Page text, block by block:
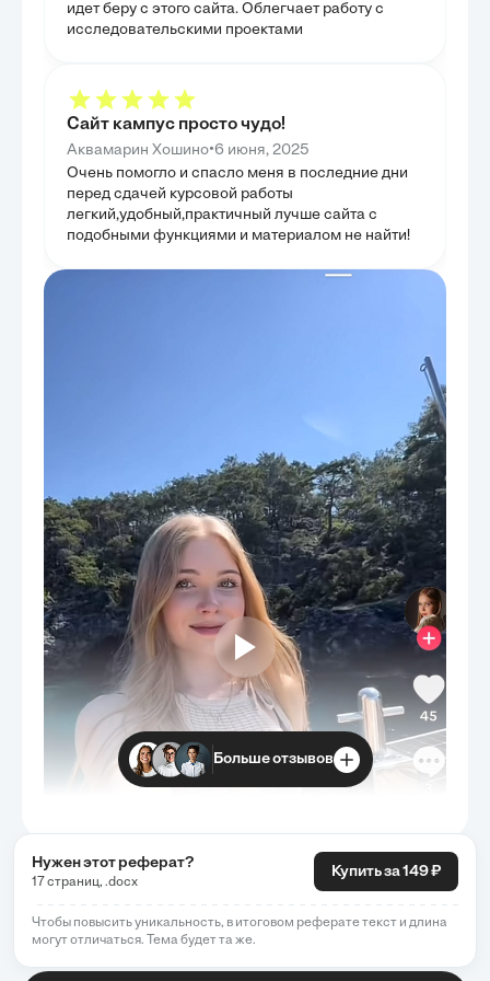
проблемы в условиях глобализации и
подытожила практическое применение и адаптацию
идет беру с этого сайта. Облегчает работу с
исследовательскими проектами
Сайт кампус просто чудо!
Аквамарин Хошино•6 июня, 2025
Очень помогло и спасло меня в последние дни
перед сдачей курсовой работы
легкий,удобный,практичный лучше сайта с
подобными функциями и материалом не найти!
Больше отзывов
Нужен этот реферат?
17 страниц, .docx
Купить за 149 ₽
Чтобы повысить уникальность, в итоговом реферате текст и длина
могут отличаться. Тема будет та же.